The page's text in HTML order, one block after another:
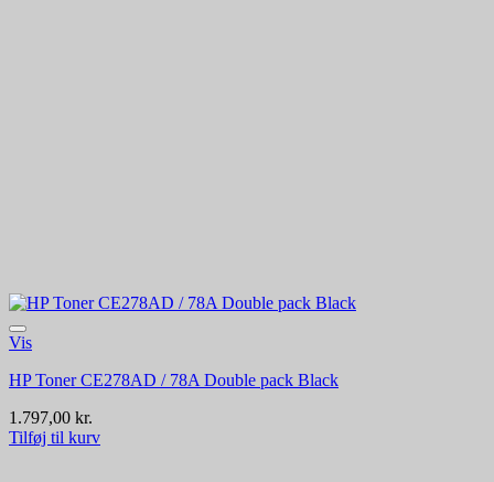
Vis
HP Toner CE278AD / 78A Double pack Black
1.797,00 kr.
Tilføj til kurv